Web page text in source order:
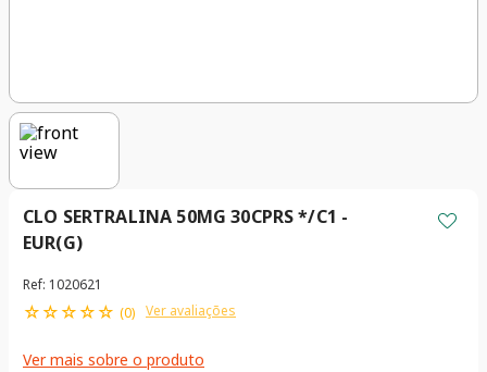
CLO SERTRALINA 50MG 30CPRS */C1 -
EUR(G)
Ref: 1020621
☆☆☆☆☆ (0) Ver avaliações
Ver mais sobre o produto